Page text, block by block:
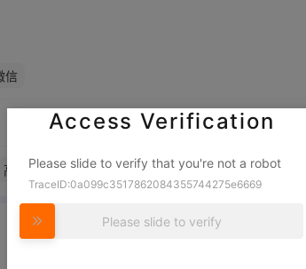
信
高尼茨 七枷社 吉斯 卢卡尔 坂崎琢磨 夏尔美
Access Verification
Please slide to verify that you're not a robot
TraceID:0a099c3517862084355744275e6669
Please slide to verify